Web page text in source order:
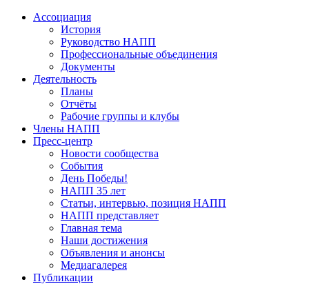
Ассоциация
История
Руководство НАПП
Профессиональные объединения
Документы
Деятельность
Планы
Отчёты
Рабочие группы и клубы
Члены НАПП
Пресс-центр
Новости сообщества
События
День Победы!
НАПП 35 лет
Статьи, интервью, позиция НАПП
НАПП представляет
Главная тема
Наши достижения
Объявления и анонсы
Медиагалерея
Публикации